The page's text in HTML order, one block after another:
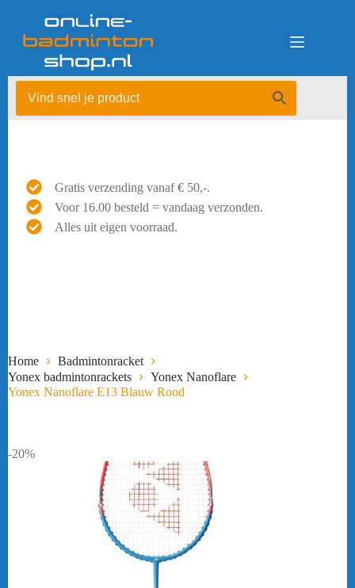
Gratis verzending vanaf € 50,-.
Voor 16.00 besteld = vandaag verzonden.
Alles uit eigen voorraad.
Home
Badmintonracket
Yonex badmintonrackets
Yonex Nanoflare
Yonex Nanoflare E13 Blauw Rood
-20%